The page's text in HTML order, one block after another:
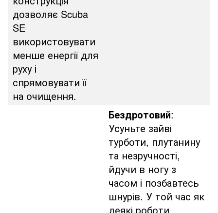
дозволяє Scuba
SE
використовувати
менше енергії для
руху і
спрямовувати її
на очищення.
Бездротовий:
Усуньте зайві
турботи, плутанину
та незручності,
йдучи в ногу з
часом і позбавтесь
шнурів. У той час як
деякі роботи